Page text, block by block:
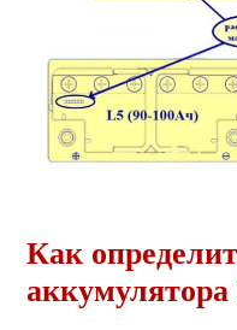
Как
аккумулятора